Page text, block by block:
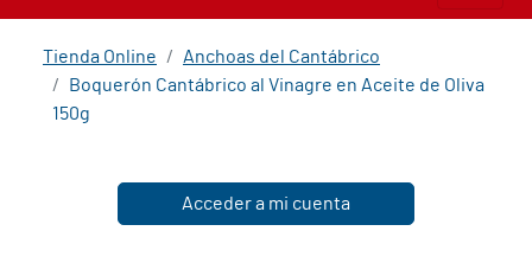
Bonito
Tienda Online
Anchoas del Cantábrico
Boquerón Cantábrico al Vinagre en Aceite de Oliva
150g
Acceder a mi cuenta